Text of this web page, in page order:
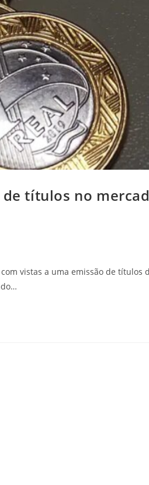
títulos no
vistas a uma emissão de títulos